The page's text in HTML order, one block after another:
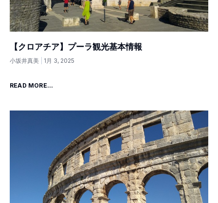
【クロアチア】プーラ観光基本情報
小坂井真美 1月 3, 2025
READ MORE...